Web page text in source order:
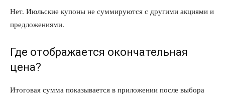
Нет. Июльские купоны не суммируются с другими акциями и
предложениями.
Где отображается окончательная
цена?
Итоговая сумма показывается в приложении после выбора